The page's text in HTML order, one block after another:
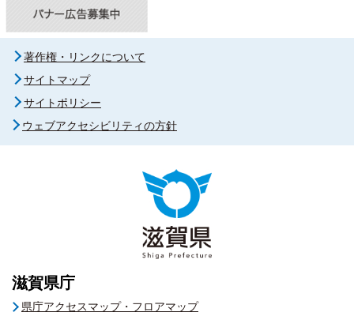
著作権・リンクについて
サイトマップ
サイトポリシー
ウェブアクセシビリティの方針
滋賀県庁
県庁アクセスマップ・フロアマップ